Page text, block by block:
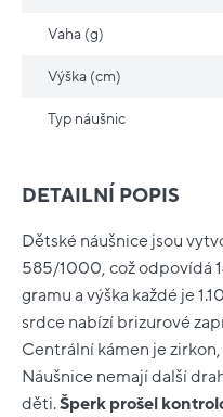
DETAILNÍ POPIS
Dětské náušnice jsou
585/1000, což odpovídá
gramu a výška každé je
srdce nabízí brizurové
Centrální kámen je
Náušnice nemají další
děti.Šperk prošel
Vaha (g)
Výška (cm)
Typ náušnic